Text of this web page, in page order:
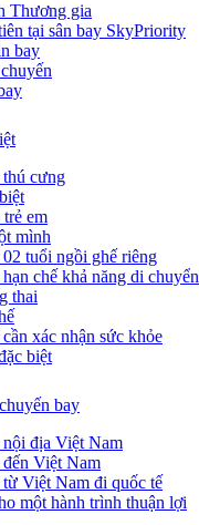
Thương gia
tại sân bay SkyPriority
bay
cưng
em
mình
tuổi ngồi ghế riêng
chế khả năng di chuyển
thai
xác nhận sức khỏe
biệt
bay
địa Việt Nam
Việt Nam
Việt Nam đi quốc tế
một hành trình thuận lợi